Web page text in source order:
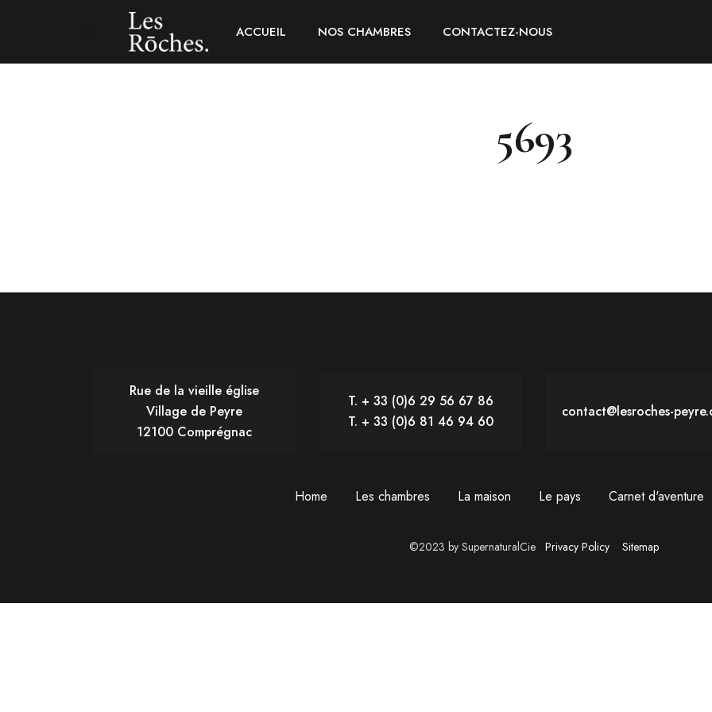
ACCUEIL NOS CHAMBRES CONTACTEZ-NOUS
5693
Rue de la vieille église
Village de Peyre
12100 Comprégnac
T. + 33 (0)6 29 56 67 86
T. + 33 (0)6 81 46 94 60
contact@lesroches-
Home Les chambres La maison Le pays Carnet d'aventure
©2023 by SupernaturalCie Privacy Policy Sitemap